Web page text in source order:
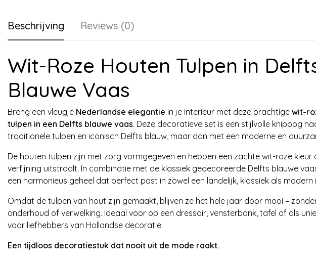
Beschrijving Reviews (0)
Wit-Roze Houten Tulpen in
Blauwe Vaas
Breng een vleugje Nederlandse elegantie in je interieur met deze prachtige wit-
tulpen in een Delfts blauwe vaas. Deze decoratieve set is een stijlvolle knipoog
traditionele tulpen en iconisch Delfts blauw, maar dan met een moderne en
De houten tulpen zijn met zorg vormgegeven en hebben een zachte wit-roze kleur
verfijning uitstraalt. In combinatie met de klassiek gedecoreerde Delfts blauwe
een harmonieus geheel dat perfect past in zowel een landelijk, klassiek als modern
Omdat de tulpen van hout zijn gemaakt, blijven ze het hele jaar door mooi –
onderhoud of verwelking. Ideaal voor op een dressoir, vensterbank, tafel of als
voor liefhebbers van Hollandse decoratie.
Een tijdloos decoratiestuk dat nooit uit de mode raakt.